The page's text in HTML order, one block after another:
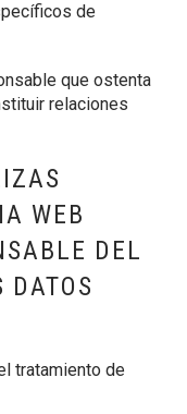
de
que ostenta
relaciones
WEB
DEL
DATOS
tratamiento de